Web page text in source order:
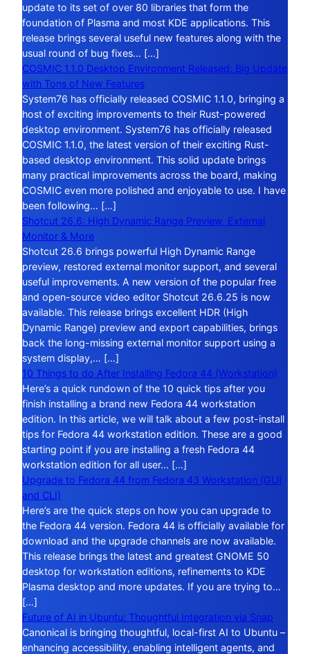
update to its set of over 80 libraries that form the
foundation of Plasma and most KDE applications. This
release brings several useful new features along with the
usual round of bug fixes… […]
COSMIC 1.1.0 Desktop Environment Released: Big Update
with Tons of New Features
System76 has officially released COSMIC 1.1.0, bringing a
host of exciting improvements to their Rust-powered
desktop environment. System76 has officially released
COSMIC 1.1.0, the latest version of their exciting Rust-
based desktop environment. This solid update brings
many practical improvements across the board, making
COSMIC even more polished and enjoyable to use. I have
been following… […]
Shotcut 26.6: High Dynamic Range Preview, External
Monitor & More
Shotcut 26.6 brings powerful High Dynamic Range
preview, restored external monitor support, and several
useful improvements. A new version of the popular free
and open-source video editor Shotcut 26.6.25 is now
available. This release brings excellent HDR (High
Dynamic Range) preview and export capabilities, brings
back the long-missing external monitor support using a
system display,… […]
10 Things to do After Installing Fedora 44 (Workstation)
Here’s a quick rundown of the 10 quick tips after you
finish installing a brand new Fedora 44 workstation
edition. In this article, we will talk about a few post-install
tips for Fedora 44 workstation edition. These are a good
starting point if you are installing a fresh Fedora 44
workstation edition for all user… […]
Upgrade to Fedora 44 from Fedora 43 Workstation (GUI
and CLI)
Here’s are the quick steps on how you can upgrade to
the Fedora 44 version. Fedora 44 is officially available for
download and the upgrade channels are now available.
This release brings the latest and greatest GNOME 50
desktop for workstation editions, refinements to KDE
Plasma desktop and more updates. If you are trying to…
[…]
Future of AI in Ubuntu: Thoughtful Integration via Snap
Canonical is bringing thoughtful, local-first AI to Ubuntu –
enhancing accessibility, enabling intelligent agents, and